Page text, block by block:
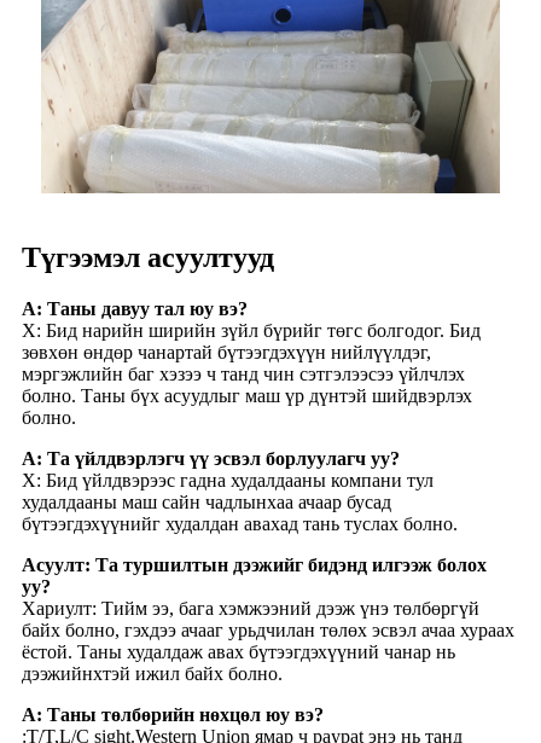
Түгээмэл асуултууд
А: Таны давуу тал юу вэ?
Х: Бид нарийн ширийн зүйл бүрийг төгс болгодог. Бид
зөвхөн өндөр чанартай бүтээгдэхүүн нийлүүлдэг,
мэргэжлийн баг хэзээ ч танд чин сэтгэлээсээ үйлчлэх
болно. Таны бүх асуудлыг маш үр дүнтэй шийдвэрлэх
болно.
А: Та үйлдвэрлэгч үү эсвэл борлуулагч уу?
Х: Бид үйлдвэрээс гадна худалдааны компани тул
худалдааны маш сайн чадлынхаа ачаар бусад
бүтээгдэхүүнийг худалдан авахад тань туслах болно.
Асуулт: Та туршилтын дээжийг бидэнд илгээж болох
уу?
Хариулт: Тийм ээ, бага хэмжээний дээж үнэ төлбөргүй
байх болно, гэхдээ ачааг урьдчилан төлөх эсвэл ачаа хураах
ёстой. Таны худалдаж авах бүтээгдэхүүний чанар нь
дээжийнхтэй ижил байх болно.
А: Таны төлбөрийн нөхцөл юу вэ?
:T/T,L/C sight.Western Union ямар ч paypat энэ нь танд